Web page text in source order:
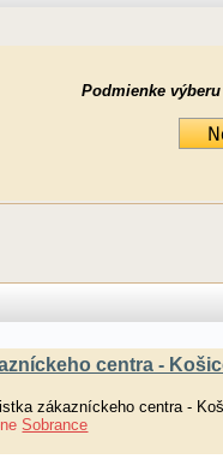
Podmienke výberu
centra -
zákazníckeho centra -
Sobrance